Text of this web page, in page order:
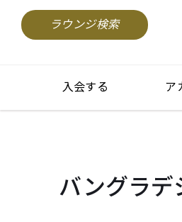
ラウンジ検索
入会する ア
バングラデ